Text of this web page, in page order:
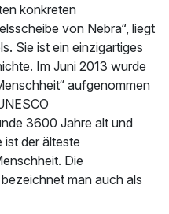
p.P. ab
konkreten
von Nebra“, liegt
Sie ist ein einzigartiges
Im Juni 2013 wurde
aufgenommen
3600 Jahre alt und
ist der älteste
Die
man auch als